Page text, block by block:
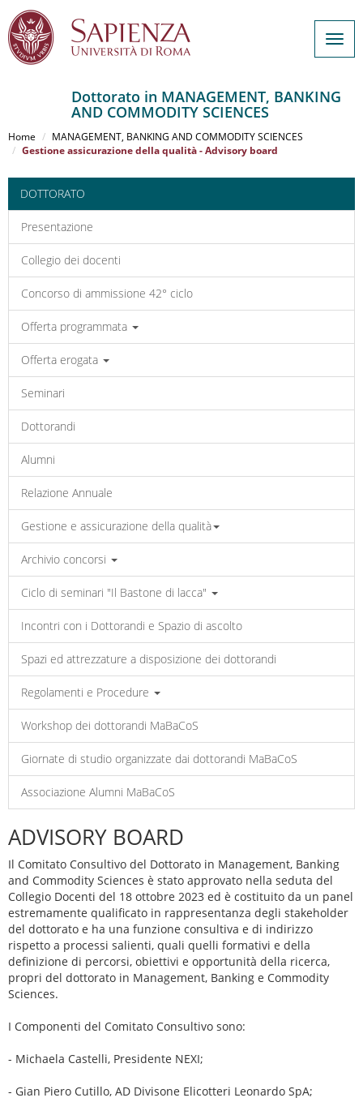
al
contenuto
Dottorato in MANAGEMENT, BANKING
AND COMMODITY SCIENCES
Home
MANAGEMENT, BANKING AND COMMODITY SCIENCES
Gestione assicurazione della qualità - Advisory board
DOTTORATO
Presentazione
Collegio dei docenti
Concorso di ammissione 42° ciclo
Offerta programmata
Offerta erogata
Seminari
Dottorandi
Alumni
Relazione Annuale
Gestione e assicurazione della qualità
Archivio concorsi
Ciclo di seminari "Il Bastone di lacca"
Incontri con i Dottorandi e Spazio di ascolto
Spazi ed attrezzature a disposizione dei dottorandi
Regolamenti e Procedure
Workshop dei dottorandi MaBaCoS
Giornate di studio organizzate dai dottorandi MaBaCoS
Associazione Alumni MaBaCoS
ADVISORY BOARD
Il Comitato Consultivo del Dottorato in Management, Banking
and Commodity Sciences è stato approvato nella seduta del
Collegio Docenti del 18 ottobre 2023 ed è costituito da un panel
estremamente qualificato in rappresentanza degli stakeholder
del dottorato e ha una funzione consultiva e di indirizzo
rispetto a processi salienti, quali quelli formativi e della
definizione di percorsi, obiettivi e opportunità della ricerca,
propri del dottorato in Management, Banking e Commodity
Sciences.
I Componenti del Comitato Consultivo sono:
- Michaela Castelli, Presidente NEXI;
- Gian Piero Cutillo, AD Divisone Elicotteri Leonardo SpA;